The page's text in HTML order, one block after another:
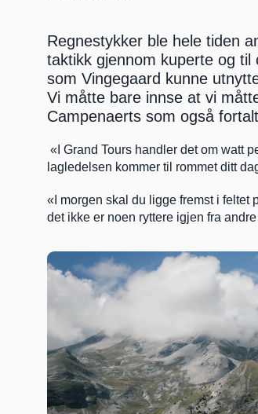
Regnestykker ble hele tiden
taktikk gjennom kuperte og
som Vingegaard kunne
Vi måtte bare innse at vi
Campenaerts som også
«I Grand Tours handler det om watt
lagledelsen kommer til rommet ditt
«I morgen skal du ligge fremst i feltet
det ikke er noen ryttere igjen fra